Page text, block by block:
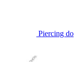
Piercing do